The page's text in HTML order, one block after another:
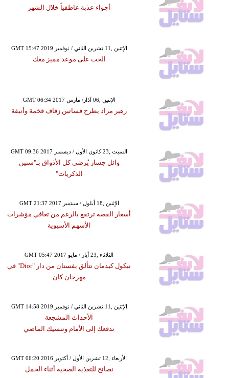
أجواء عذبة عاطفياً خلال الشهر
GMT 15:47 2019 الإثنين ,11 تشرين الثاني / نوفمبر
الحب على موعد مميز معك
GMT 06:34 2017 الإثنين ,06 آذار/ مارس
زهير مراد يطرح فساتين زفاف فخمة وأنيقة
GMT 09:36 2017 السبت ,23 كانون الأول / ديسمبر
وائل جسار يُرضي كل الأذواق بـ"سنين
الذكريات"
GMT 21:37 2017 الإثنين ,18 أيلول / سبتمبر
أسعار الفضة ترتفع بالرغم من تعافي مؤشرات
الأسهم الأسيوية
GMT 05:47 2017 الثلاثاء ,23 أيار / مايو
نيكول كيدمان تتألق بفستان من دار "Dior" في
مهرجان كان
GMT 14:58 2019 الإثنين ,11 تشرين الثاني / نوفمبر
الأحداث المشجعة
تدفعك إلى الأمام وتنسيك الماضي
GMT 06:20 2016 الأربعاء ,12 تشرين الأول / أكتوبر
نصائح للتغذية الصحية أثناء الحمل